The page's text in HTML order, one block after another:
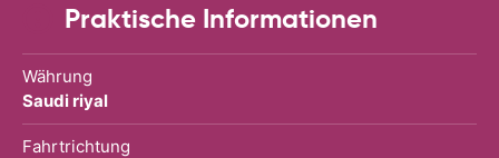
Praktische Informationen
Währung
Saudi riyal
Fahrtrichtung